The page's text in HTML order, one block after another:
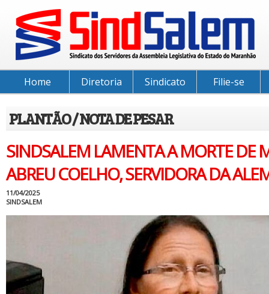
Home Diretoria Sindicato Filie-se
PLANTÃO / NOTA DE PESAR
SINDSALEM LAMENTA A MORTE DE
ABREU COELHO, SERVIDORA DA
11/04/2025
SINDSALEM